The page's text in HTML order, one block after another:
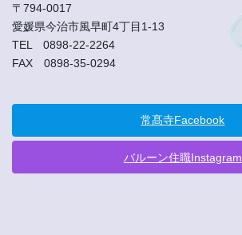
〒794-0017
愛媛県今治市風早町4丁目1-13
TEL 0898-22-2264
FAX 0898-35-0294
常髙寺Facebook
バルーン住職Instagram